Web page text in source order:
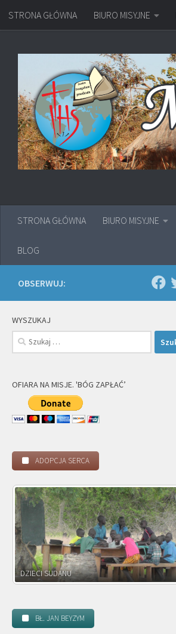
Przejdź do treści
STRONA GŁÓWNA BIURO MISYJNE
STRONA GŁÓWNA BIURO MISYJNE
BLOG
OBSERWUJ:
WYSZUKAJ
Szukaj:
OFIARA NA MISJE. 'BÓG ZAPŁAĆ’
ADOPCJA SERCA
DZIECI ZAMBII
BŁ. JAN BEYZYM